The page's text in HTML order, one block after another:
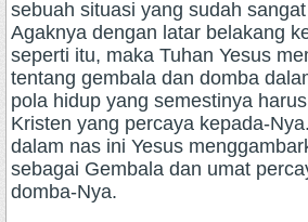
sebuah situasi yang sudah
Agaknya dengan latar belakang
seperti itu, maka Tuhan Yesus
tentang gembala dan domba
pola hidup yang semestinya
Kristen yang percaya kepada-
dalam nas ini Yesus
sebagai Gembala dan umat
domba-Nya.